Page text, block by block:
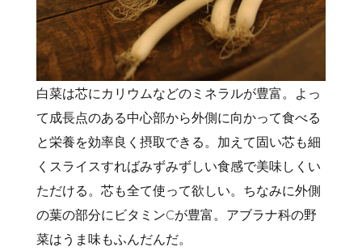
白菜は芯にカリウムなどのミネラルが豊富。よっ
て成長点のある中心部から外側に向かって食べる
と栄養を効率良く摂取できる。加えて固い芯も細
くスライスすればみずみずしい食感で美味しくい
ただける。芯も全て使って欲しい。ちなみに外側
の葉の部分にビタミンCが豊富。アブラナ科の野
菜はうま味もふんだんだ。